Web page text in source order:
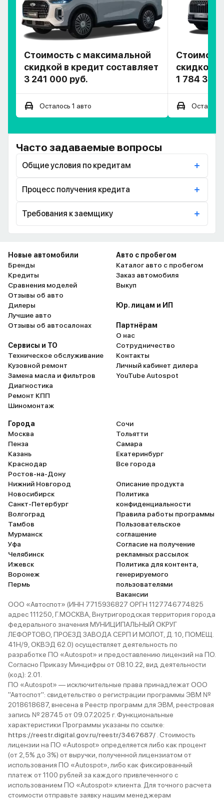
Стоимость с максимальной
скидкой в кредит составляет
3 241 000 руб.
Осталось 1 авто
скидкой в
1 784 300
Осталось
Часто задаваемые вопросы
Общие условия по кредитам
Процесс получения кредита
Требования к заемщику
Новые автомобили
Бренды
Кредиты
Сравнения моделей
Отзывы об авто
Дилеры
Лучшие авто
Отзывы об автосалонах
Сервисы и ТО
Техническое обслуживание
Кузовной ремонт
Замена масла и фильтров
Диагностика
Ремонт КПП
Шиномонтаж
Авто с пробегом
Каталог авто с пробегом
Заказ автомобиля
Выкуп
Юр. лицам и ИП
Партнёрам
О нас
Сотрудничество
Контакты
Личный кабинет дилера
YouTube Autospot
Города
Москва
Пенза
Казань
Краснодар
Ростов-на-Дону
Нижний Новгород
Новосибирск
Санкт-Петербург
Волгоград
Тамбов
Мурманск
Уфа
Челябинск
Ижевск
Воронеж
Пермь
Сочи
Тольятти
Самара
Екатеринбург
Все города
Описание продукта
Политика
конфиденциальности
Правила работы программы
Пользовательское
соглашение
Согласие на получение
рекламных рассылок
Политика для контента,
генерируемого
пользователями
Вакансии
ООО «Автоспот» (ИНН 7715936827 ОРГН 1127746774825
адрес 111250, Г.МОСКВА, Внутригородская территория города
федерального значения МУНИЦИПАЛЬНЫЙ ОКРУГ
ЛЕФОРТОВО, ПРОЕЗД ЗАВОДА СЕРП И МОЛОТ, Д. 10, ПОМЕЩ.
41Н/9, ОКВЭД 62.0) осуществляет деятельность по
разработке ПО «Autospot» и предоставлению лицензий на ПО.
Согласно Приказу Минцифры от 08.10.22, вид деятельности
(код): 2.01.
ПО «Autospot» — исключительные права принадлежат ООО
"Автоспот": свидетельство о регистрации программы ЭВМ №
2018618687, внесена в Реестр программ для ЭВМ, реестровая
запись № 28745 от 09.07.2025 г. Функциональные
характеристики Программы указаны по ссылке:
https://reestr.digital.gov.ru/reestr/3467687/ . Стоимость
лицензии на ПО «Autospot» определяется либо как процент
(от 2,5% до 3%) от выручки, полученной лицензиатом от
использования ПО «Autospot», либо как фиксированный
платеж от 1100 рублей за каждого привлеченного с
использованием ПО «Autospot» клиента. Для точного расчета
стоимости отправьте заявку нашим менеджерам